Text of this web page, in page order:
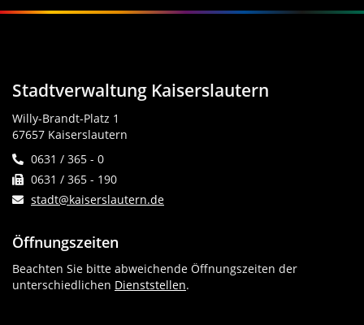
Stadtverwaltung Kaiserslautern
Willy-Brandt-Platz 1
67657 Kaiserslautern
0631 / 365 - 0
0631 / 365 - 190
stadt@kaiserslautern.de
Öffnungszeiten
Beachten Sie bitte abweichende Öffnungszeiten der
unterschiedlichen Dienststellen.